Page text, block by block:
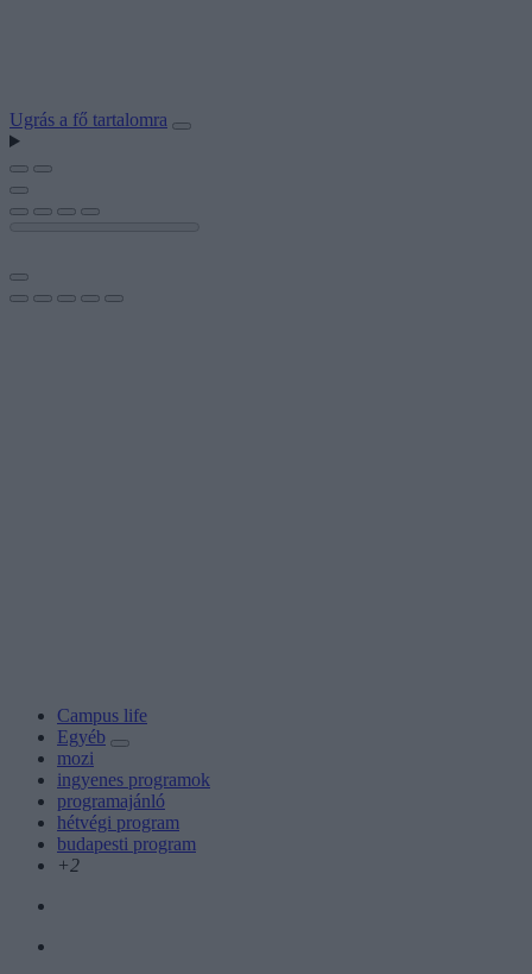
Ugrás a fő tartalomra
Campus life
Egyéb
mozi
ingyenes programok
programajánló
hétvégi program
budapesti program
+2